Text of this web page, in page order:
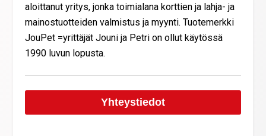
aloittanut yritys, jonka toimialana korttien ja lahja- ja
mainostuotteiden valmistus ja myynti. Tuotemerkki
JouPet =yrittäjät Jouni ja Petri on ollut käytössä
1990 luvun lopusta.
Yhteystiedot